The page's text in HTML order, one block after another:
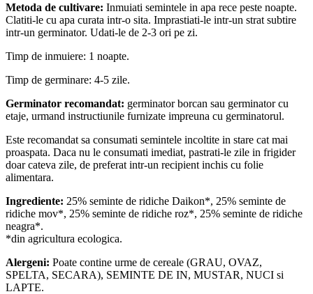
Metoda de cultivare: Inmuiati semintele in apa rece peste noapte.
Clatiti-le cu apa curata intr-o sita. Imprastiati-le intr-un strat subtire
intr-un germinator. Udati-le de 2-3 ori pe zi.
Timp de inmuiere: 1 noapte.
Timp de germinare: 4-5 zile.
Germinator recomandat: germinator borcan sau germinator cu
etaje, urmand instructiunile furnizate impreuna cu germinatorul.
Este recomandat sa consumati semintele incoltite in stare cat mai
proaspata. Daca nu le consumati imediat, pastrati-le zile in frigider
doar cateva zile, de preferat intr-un recipient inchis cu folie
alimentara.
Ingrediente: 25% seminte de ridiche Daikon*, 25% seminte de
ridiche mov*, 25% seminte de ridiche roz*, 25% seminte de ridiche
neagra*.
*din agricultura ecologica.
Alergeni: Poate contine urme de cereale (GRAU, OVAZ,
SPELTA, SECARA), SEMINTE DE IN, MUSTAR, NUCI si
LAPTE.